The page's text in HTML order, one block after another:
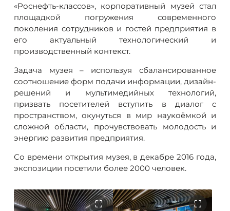
«Роснефть-классов», корпоративный музей стал
площадкой погружения современного
поколения сотрудников и гостей предприятия в
его актуальный технологический и
производственный контекст.
Задача музея – используя сбалансированное
соотношение форм подачи информации, дизайн-
решений и мультимедийных технологий,
призвать посетителей вступить в диалог с
пространством, окунуться в мир наукоёмкой и
сложной области, прочувствовать молодость и
энергию развития предприятия.
Со времени открытия музея, в декабре 2016 года,
экспозиции посетили более 2000 человек.